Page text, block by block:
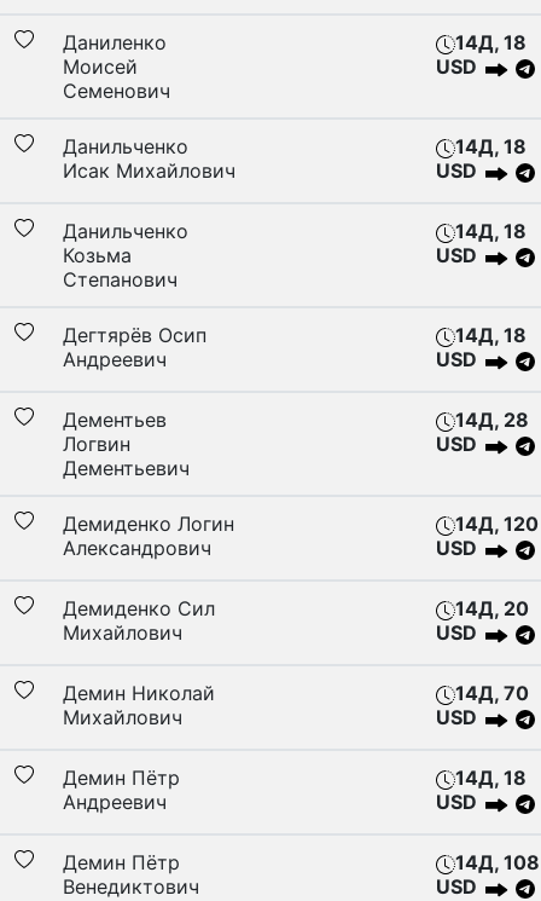
Даниленко
Моисей
Семенович
14Д, 18
USD
Данильченко
Исак Михайлович
14Д, 18
USD
Данильченко
Козьма
Степанович
14Д, 18
USD
Дегтярёв Осип
Андреевич
14Д, 18
USD
Дементьев
Логвин
Дементьевич
14Д, 28
USD
Демиденко Логин
Александрович
14Д, 120
USD
Демиденко Сил
Михайлович
14Д, 20
USD
Демин Николай
Михайлович
14Д, 70
USD
Демин Пётр
Андреевич
14Д, 18
USD
Демин Пётр
Венедиктович
14Д, 108
USD